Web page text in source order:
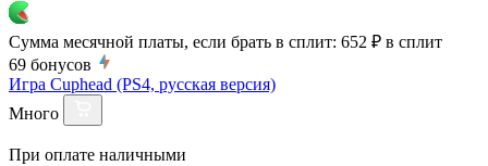
Сумма месячной платы, если брать в сплит: 652 ₽ в сплит
69 бонусов
Игра Cuphead (PS4, русская версия)
Много
При оплате наличными